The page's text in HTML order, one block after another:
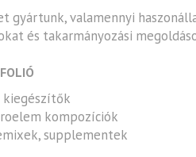
gyártunk, valamennyi
és takarmányozási
kiegészítők
kompozíciók
supplementek